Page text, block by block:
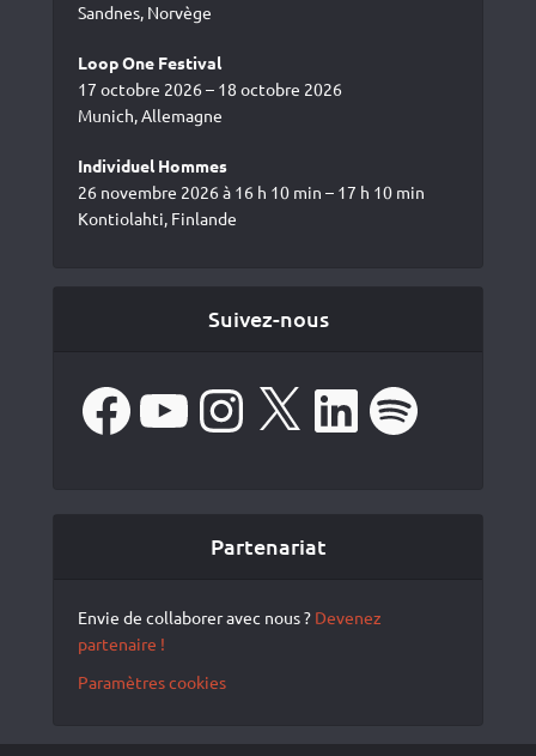
Sandnes, Norvège
Loop One Festival
17 octobre 2026 – 18 octobre 2026
Munich, Allemagne
Individuel Hommes
26 novembre 2026 à 16 h 10 min – 17 h 10 min
Kontiolahti, Finlande
Suivez-nous
FacebookYouTube Instagram LinkedIn Spotify
Partenariat
Envie de collaborer avec nous ? Devenez
partenaire !
Paramètres cookies